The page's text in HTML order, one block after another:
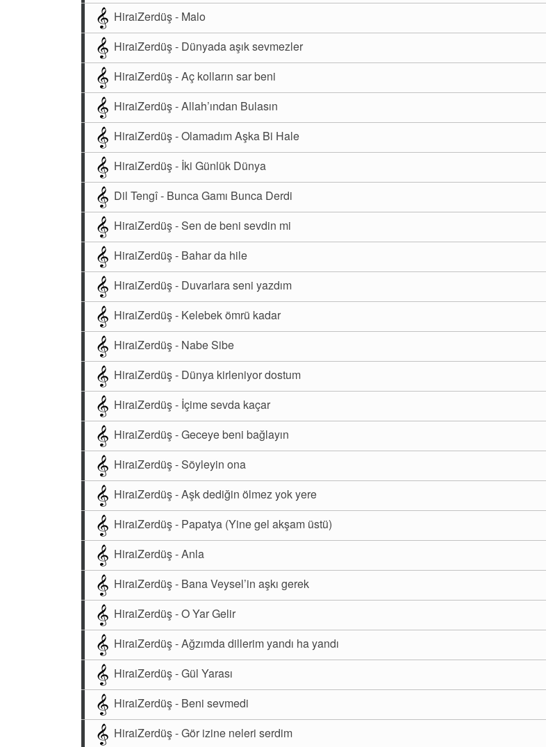
HiraiZerdüş - Malo
HiraiZerdüş - Dünyada aşık sevmezler
HiraiZerdüş - Aç kolların sar beni
HiraiZerdüş - Allah’ından Bulasın
HiraiZerdüş - Olamadım Aşka Bi Hale
HiraiZerdüş - İki Günlük Dünya
Dil Tengî - Bunca Gamı Bunca Derdi
HiraiZerdüş - Sen de beni sevdin mi
HiraiZerdüş - Bahar da hile
HiraiZerdüş - Duvarlara seni yazdım
HiraiZerdüş - Kelebek ömrü kadar
HiraiZerdüş - Nabe Sibe
HiraiZerdüş - Dünya kirleniyor dostum
HiraiZerdüş - İçime sevda kaçar
HiraiZerdüş - Geceye beni bağlayın
HiraiZerdüş - Söyleyin ona
HiraiZerdüş - Aşk dediğin ölmez yok yere
HiraiZerdüş - Papatya (Yine gel akşam üstü)
HiraiZerdüş - Anla
HiraiZerdüş - Bana Veysel’in aşkı gerek
HiraiZerdüş - O Yar Gelir
HiraiZerdüş - Ağzımda dillerim yandı ha yandı
HiraiZerdüş - Gül Yarası
HiraiZerdüş - Beni sevmedi
HiraiZerdüş - Gör izine neleri serdim